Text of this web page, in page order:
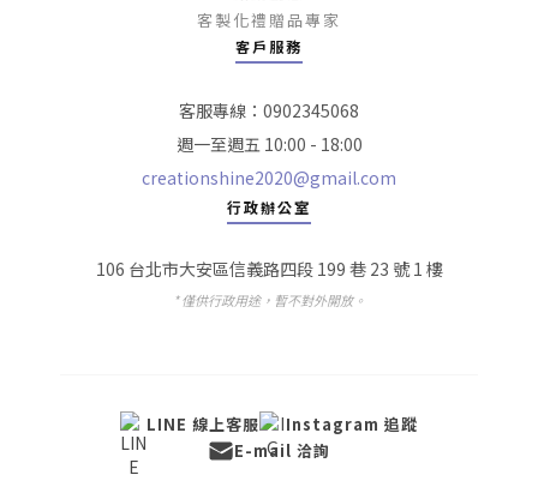
客製化禮贈品專家
客戶服務
客服專線：0902345068
週一至週五 10:00 - 18:00
creationshine2020@gmail.com
行政辦公室
106 台北市大安區信義路四段 199 巷 23 號 1 樓
* 僅供行政用途，暫不對外開放。
LINE 線上客服
Instagram 追蹤
E-mail 洽詢